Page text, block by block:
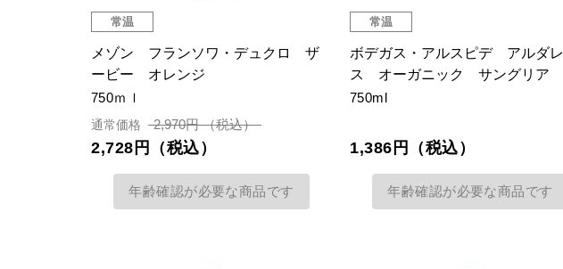
常温
メゾン フランソワ・デュクロ ザ
ービー オレンジ
750ｍｌ
通常価格 2,970円 （税込）
2,728円（税込）
年齢確認が必要な商品です
常温
ボデガス・アルスピデ アルダレ
ス オーガニック サングリア
750ml
1,386円（税込）
年齢確認が必要な商品です